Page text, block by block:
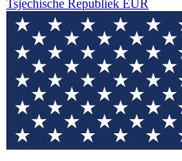
Tsjechische Republiek EUR